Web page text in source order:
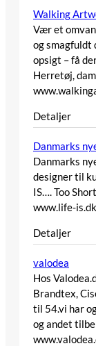
Walking
Vær et
og
opsigt – få
Herretøj,
Detaljer
Danmarks
Danmarks
designer til
IS…. Too
www.life-is.dk
Detaljer
valodea
Hos
Brandtex,
til 54.vi har
og andet